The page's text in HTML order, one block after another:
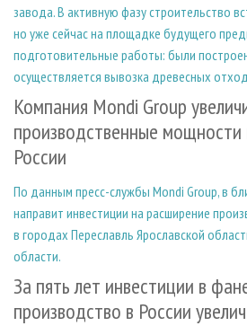
завода. В активную фазу строительство
но уже сейчас на площадке будущего
подготовительные работы: были
осуществляется вывозка древесных
Компания Mondi Group
производственные мощности
России
По данным пресс-службы Mondi Group, в
направит инвестиции на расширение
в городах Переславль Ярославской
области.
За пять лет инвестиции в
производство в России